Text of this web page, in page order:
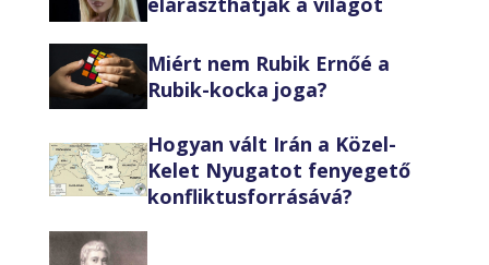
Miért nem Rubik Ernőé a
Rubik-kocka joga?
Hogyan vált Irán a Közel-
Kelet Nyugatot fenyegető
konfliktusforrásává?